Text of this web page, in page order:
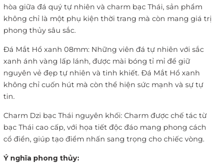
hòa giữa đá quý tự nhiên và charm bạc Thái, sản phẩm
không chỉ là một phụ kiện thời trang mà còn mang giá trị
phong thủy sâu sắc.
Đá Mắt Hổ xanh 08mm: Những viên đá tự nhiên với sắc
xanh ánh vàng lấp lánh, được mài bóng tỉ mỉ để giữ
nguyên vẻ đẹp tự nhiên và tinh khiết. Đá Mắt Hổ xanh
không chỉ cuốn hút mà còn thể hiện sức mạnh và sự tự
tin.
Charm Dzi bạc Thái nguyên khối: Charm được chế tác từ
bạc Thái cao cấp, với họa tiết độc đáo mang phong cách
cổ điển, giúp tạo điểm nhấn sang trọng cho chiếc vòng.
Ý nghĩa phong thủy: